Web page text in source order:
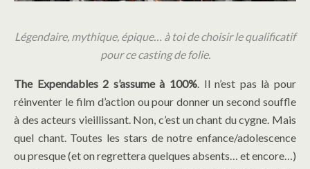
Légendaire, mythique, épique… à toi de choisir le qualificatif
pour ce casting de folie.
The Expendables 2 s’assume à 100%. Il n’est pas là pour
réinventer le film d’action ou pour donner un second souffle
à des acteurs vieillissant. Non, c’est un chant du cygne. Mais
quel chant. Toutes les stars de notre enfance/adolescence
ou presque (et on regrettera quelques absents… et encore…)